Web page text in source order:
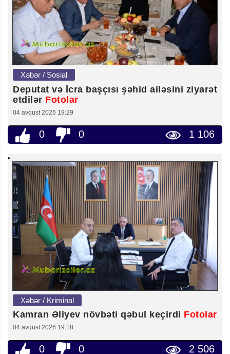
Xəbər / Sosial
Deputat və İcra başçısı şəhid ailəsini ziyarət
etdilər Fotolar
04 avqust 2026 19:29
0 0 1 106
Xəbər / Kriminal
Kamran Əliyev növbəti qəbul keçirdi Fotolar
04 avqust 2026 19:18
0 0 2 506